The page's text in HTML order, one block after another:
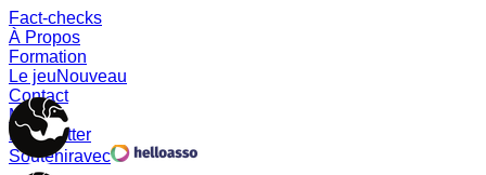
Fact-checks
À Propos
Formation
Le jeuNouveau
Contact
Memes
Newsletter
Souteniravec